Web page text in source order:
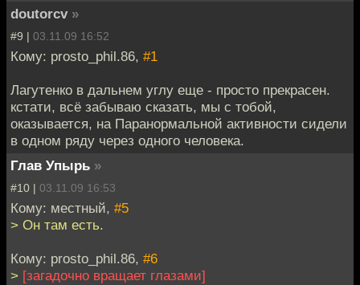
doutorcv »
#9 | 03.11.09 16:52
Кому: prosto_phil.86, #1
Лагутенко в дальнем углу еще - просто прекрасен.
кстати, всё забываю сказать, мы с тобой,
оказывается, на Паранормальной активности сидели
в одном ряду через одного человека.
Глав Упырь »
#10 | 03.11.09 16:53
Кому: местный, #5
> Он там есть.
Кому: prosto_phil.86, #6
> [загадочно вращает глазами]